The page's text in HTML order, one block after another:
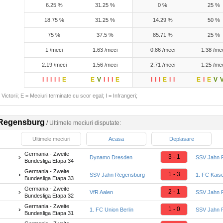
6.25 % 31.25 % 0 % 25 %
18.75 % 31.25 % 14.29 % 50 %
75 % 37.5 % 85.71 % 25 %
1 /meci 1.63 /meci 0.86 /meci 1.38 /
2.19 /meci 1.56 /meci 2.71 /meci 1.25 /
E E V E E E E V
Victorii; E = Meciuri terminate cu scor egal; I = Infrangeri;
/ Ultimele meciuri disputate:
Ultimele meciuri Acasa Deplasare
Germania - Zweite
Bundesliga Etapa 34
Dynamo Dresden 3 - 1 SSV Jahn
Germania - Zweite
Bundesliga Etapa 33
SSV Jahn Regensburg 1 - 3 1. FC
Germania - Zweite
Bundesliga Etapa 32
VfR Aalen 2 - 1 SSV Jahn
Germania - Zweite
Bundesliga Etapa 31
1. FC Union Berlin 1 - 0 SSV Jahn